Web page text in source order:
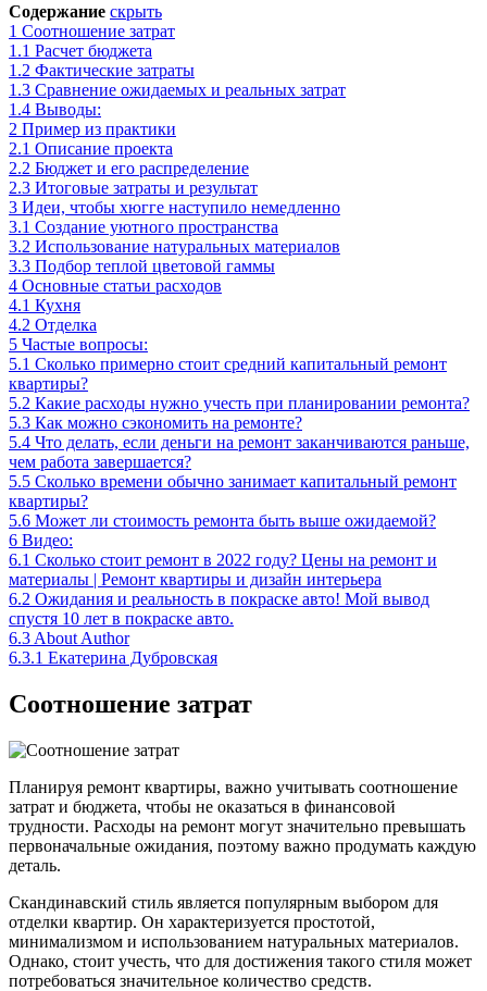
Содержание скрыть
1 Соотношение затрат
1.1 Расчет бюджета
1.2 Фактические затраты
1.3 Сравнение ожидаемых и реальных затрат
1.4 Выводы:
2 Пример из практики
2.1 Описание проекта
2.2 Бюджет и его распределение
2.3 Итоговые затраты и результат
3 Идеи, чтобы хюгге наступило немедленно
3.1 Создание уютного пространства
3.2 Использование натуральных материалов
3.3 Подбор теплой цветовой гаммы
4 Основные статьи расходов
4.1 Кухня
4.2 Отделка
5 Частые вопросы:
5.1 Сколько примерно стоит средний капитальный ремонт
квартиры?
5.2 Какие расходы нужно учесть при планировании ремонта?
5.3 Как можно сэкономить на ремонте?
5.4 Что делать, если деньги на ремонт заканчиваются раньше,
чем работа завершается?
5.5 Сколько времени обычно занимает капитальный ремонт
квартиры?
5.6 Может ли стоимость ремонта быть выше ожидаемой?
6 Видео:
6.1 Сколько стоит ремонт в 2022 году? Цены на ремонт и
материалы | Ремонт квартиры и дизайн интерьера
6.2 Ожидания и реальность в покраске авто! Мой вывод
спустя 10 лет в покраске авто.
6.3 About Author
6.3.1 Екатерина Дубровская
Соотношение затрат
Планируя ремонт квартиры, важно учитывать соотношение
затрат и бюджета, чтобы не оказаться в финансовой
трудности. Расходы на ремонт могут значительно превышать
первоначальные ожидания, поэтому важно продумать каждую
деталь.
Скандинавский стиль является популярным выбором для
отделки квартир. Он характеризуется простотой,
минимализмом и использованием натуральных материалов.
Однако, стоит учесть, что для достижения такого стиля может
потребоваться значительное количество средств.